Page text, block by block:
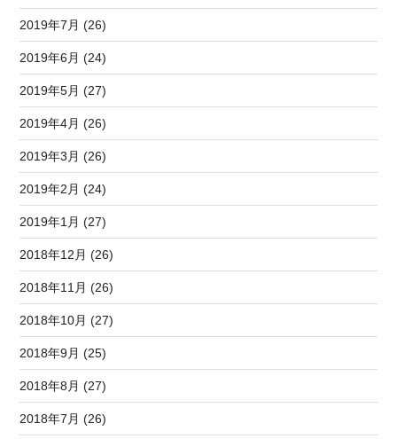
2019年7月 (26)
2019年6月 (24)
2019年5月 (27)
2019年4月 (26)
2019年3月 (26)
2019年2月 (24)
2019年1月 (27)
2018年12月 (26)
2018年11月 (26)
2018年10月 (27)
2018年9月 (25)
2018年8月 (27)
2018年7月 (26)